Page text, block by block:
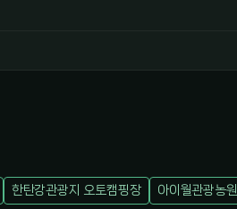
한탄강관광지 오토캠핑장
아이월관광농원